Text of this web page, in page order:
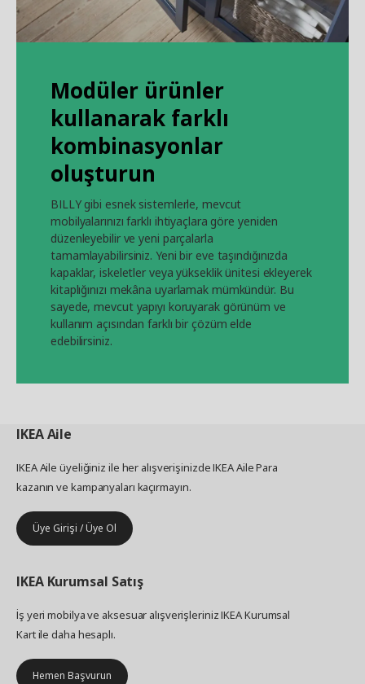
Modüler ürünler
kullanarak farklı
kombinasyonlar
oluşturun
BILLY gibi esnek sistemlerle, mevcut
mobilyalarınızı farklı ihtiyaçlara göre yeniden
düzenleyebilir ve yeni parçalarla
tamamlayabilirsiniz. Yeni bir eve taşındığınızda
kapaklar, iskeletler veya yükseklik ünitesi ekleyerek
kitaplığınızı mekâna uyarlamak mümkündür. Bu
sayede, mevcut yapıyı koruyarak görünüm ve
kullanım açısından farklı bir çözüm elde
edebilirsiniz.
IKEAAile
IKEA Aile üyeliğiniz ile her alışverişinizde IKEA Aile Para
kazanın ve kampanyaları kaçırmayın.
Üye Girişi / Üye Ol
IKEA Kurumsal Satış
İş yeri mobilya ve aksesuar alışverişleriniz IKEA Kurumsal
Kart ile daha hesaplı.
Hemen Başvurun